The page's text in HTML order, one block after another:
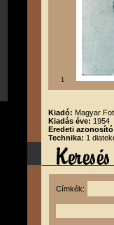
1
Kiadó: Magyar
Kiadás éve: 1954
Eredeti
Technika: 1
Címkék: